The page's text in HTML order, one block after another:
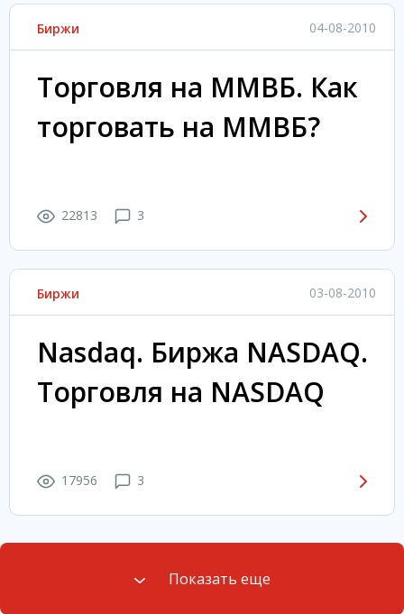
Биржи 04-08-2010
Торговля на ММВБ. Как
торговать на ММВБ?
22813 3
Биржи 03-08-2010
Nasdaq. Биржа NASDAQ.
Торговля на NASDAQ
17956 3
Показать еще